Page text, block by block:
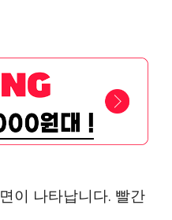
이 나타납니다. 빨간